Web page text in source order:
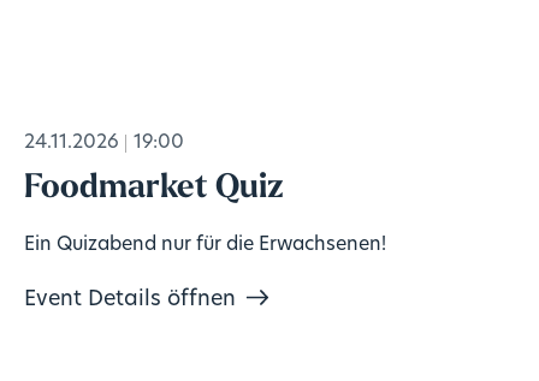
24.11.2026 19:00
Foodmarket Quiz
Ein Quizabend nur für die Erwachsenen!
Event Details öffnen